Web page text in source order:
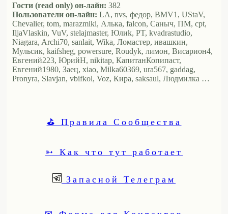
Гости (read only) он-лайн: 382
Пользователи он-лайн: LA, nvs, федор, BMV1, UStaV,
Chevalier, tom, marazmiki, Алька, falcon, Саныч, ПМ, cpt,
IljaVlaskin, VuV, stelajmaster, Юлиk, PT, kvadrastudio,
Niagara, Archi70, sanlait, Wika, Ломастер, ивашкин,
Мульсик, kaifsheg, powersure, Roudyk, лимон, Висариoн4,
Евгений223, ЮрийН, nikitap, КапитанКопипаст,
Евгений1980, Заец, xiao, Milka60369, ura567, gaddag,
Pronyra, Slavjan, vbifkol, Voz, Кира, saksaul, Людмилка …
⛳ Правила Сообщества
➳ Как что тут работает
Запасной Телеграм